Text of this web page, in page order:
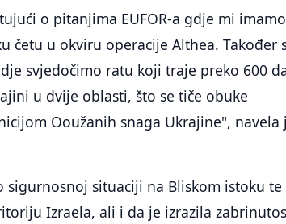
o pitanjima EUFOR-a gdje mi imamo
četu u okviru operacije Althea. Također
svjedočimo ratu koji traje preko 600
u dvije oblasti, što se tiče obuke
Ooužanih snaga Ukrajine", navela
sigurnosnoj situaciji na Bliskom istoku te
Izraela, ali i da je izrazila